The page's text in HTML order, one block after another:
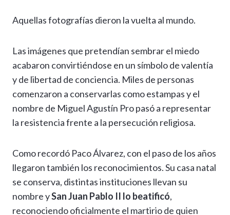
Aquellas fotografías dieron la vuelta al mundo.
Las imágenes que pretendían sembrar el miedo
acabaron convirtiéndose en un símbolo de valentía
y de libertad de conciencia. Miles de personas
comenzaron a conservarlas como estampas y el
nombre de Miguel Agustín Pro pasó a representar
la resistencia frente a la persecución religiosa.
Como recordó Paco Álvarez, con el paso de los años
llegaron también los reconocimientos. Su casa natal
se conserva, distintas instituciones llevan su
nombre ySan Juan Pablo II lo beatificó,
reconociendo oficialmente el martirio de quien